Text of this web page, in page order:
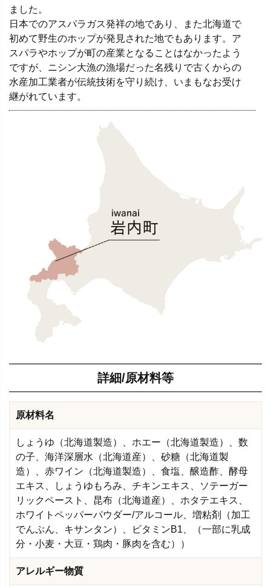
ました。
日本でのアスパラガス発祥の地であり、また北海道で
初めて野生のホップが発見された地でもあります。ア
スパラやホップが町の産業となることはなかったよう
ですが、ニシン大漁の漁場だった名残りで古くからの
水産加工業者が伝統技術を守り続け、いまもなお受け
継がれています。
詳細/原材料等
原材料名
しょうゆ（北海道製造）、ホエー（北海道製造）、数
の子、海洋深層水（北海道産）、砂糖（北海道製
造）、赤ワイン（北海道製造）、食塩、醸造酢、酵母
エキス、しょうゆもろみ、チキンエキス、ソテーガー
リックペースト、昆布（北海道産）、ホタテエキス、
ホワイトペッパーパウダー/アルコール、増粘剤（加工
でんぷん、キサンタン）、ビタミンB1、（一部に乳成
分・小麦・大豆・鶏肉・豚肉を含む））
アレルギー物質